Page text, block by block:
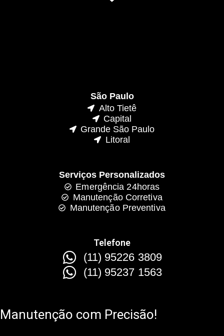
São Paulo
Alto Tietê
Capital
Grande São Paulo
Litoral
Serviços Personalizados
Emergência 24horas
Manutenção Corretiva
Manutenção Preventiva
Telefone
(11) 95226 3809
(11) 95237 1563
Manutenção com Precisão!